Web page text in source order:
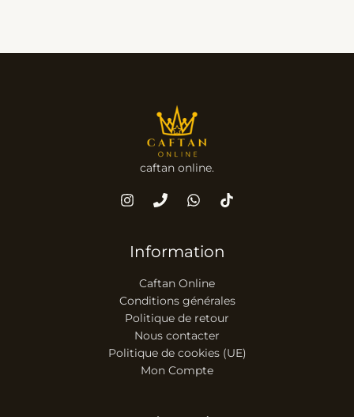
caftan online.
Information
Caftan Online
Conditions générales
Politique de retour
Nous contacter
Politique de cookies (UE)
Mon Compte